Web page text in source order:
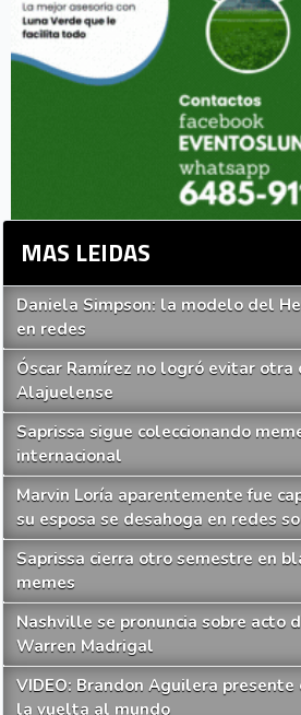
MAS LEIDAS
Daniela Simpson: la modelo del
en redes
Óscar Ramírez no logró evitar otra
Alajuelense
Saprissa sigue coleccionando
internacional
Marvin Loría aparentemente fue
su esposa se desahoga en redes
Saprissa cierra otro semestre en
memes
Nashville se pronuncia sobre acto
Warren Madrigal
VIDEO: Brandon Aguilera
la vuelta al mundo